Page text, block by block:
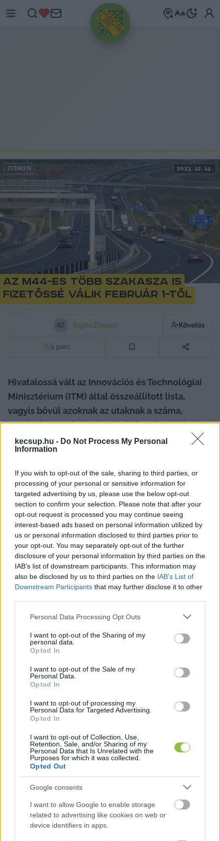
kecsup.hu - Do Not Process My Personal
Information
If you wish to opt-out of the sale, sharing to third parties, or
processing of your personal or sensitive information for
targeted advertising by us, please use the below opt-out
section to confirm your selection. Please note that after your
opt-out request is processed you may continue seeing
interest-based ads based on personal information utilized by
us or personal information disclosed to third parties prior to
your opt-out. You may separately opt-out of the further
disclosure of your personal information by third parties on the
IAB’s list of downstream participants. This information may
also be disclosed by us to third parties on the IAB’s List of
Downstream Participants that may further disclose it to other
Please note that this website/app uses one or more Google
not limited to your visit or usage behaviour. You may click to
grant or deny consent to Google and its third-party tags to
use your data for below specified purposes in below Google
consent section.
Personal Data Processing Opt Outs
I want to opt-out of the Sharing of my
personal data.
Opted In
I want to opt-out of the Sale of my
Personal Data.
Opted In
I want to opt-out of processing my
Personal Data for Targeted Advertising.
Opted In
I want to opt-out of Collection, Use,
Retention, Sale, and/or Sharing of my
Personal Data that Is Unrelated with the
Purposes for which it was collected.
Opted Out
Google consents
I want to allow Google to enable storage
related to advertising like cookies on web or
device identifiers in apps.
HIRDETÉS
ITTHON 2023. 12. 14.
Az M44-es több szakasza is
fizetőssé válik február 1-től
BZ Bajáki Zsanett Követés
1 perc
Hivatalossá vált az Innovációs és Technológiai
Minisztérium (ITM) által összeállított lista,
vagyis bővül azoknak az utaknak a száma,
amelyek 2024. február 1-jétől fizetőssé válnak.
A korábbi tervezet hivatalossá vált, így
az ITM
listáját, amelyben az M44-es több szakasza is
érintett.
A rendelet értelmében a meglévők mellett az
alábbi útszakaszok válnak fizetőssé 2024. február
1-től:
az M44-es Lakitelek/Tiszakécske
csomóponttól Tiszaüg/Tiszakürt
csomóponttól Békéscsaba-
Gyula/Debrecen-Szeged csomópontig,
az M4-es Abony-kelet/Szolnok nyugat
nyugat/Szajol csomópontig,